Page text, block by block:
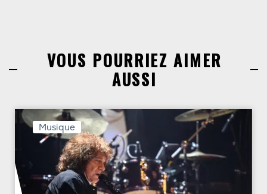
VOUS POURRIEZ AIMER
AUSSI
Musique